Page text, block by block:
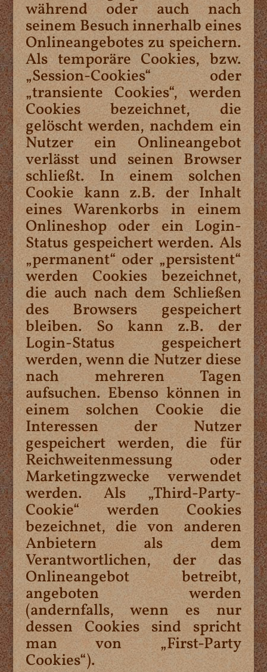
während oder auch nach
seinem Besuch innerhalb eines
Onlineangebotes zu speichern.
Als temporäre Cookies, bzw.
„Session-Cookies“ oder
„transiente Cookies“, werden
Cookies bezeichnet, die
gelöscht werden, nachdem ein
Nutzer ein Onlineangebot
verlässt und seinen Browser
schließt. In einem solchen
Cookie kann z.B. der Inhalt
eines Warenkorbs in einem
Onlineshop oder ein Login-
Status gespeichert werden. Als
„permanent“ oder „persistent“
werden Cookies bezeichnet,
die auch nach dem Schließen
des Browsers gespeichert
bleiben. So kann z.B. der
Login-Status gespeichert
werden, wenn die Nutzer diese
nach mehreren Tagen
aufsuchen. Ebenso können in
einem solchen Cookie die
Interessen der Nutzer
gespeichert werden, die für
Reichweitenmessung oder
Marketingzwecke verwendet
werden. Als „Third-Party-
Cookie“ werden Cookies
bezeichnet, die von anderen
Anbietern als dem
Verantwortlichen, der das
Onlineangebot betreibt,
angeboten werden
(andernfalls, wenn es nur
dessen Cookies sind spricht
man von „First-Party
Cookies“).